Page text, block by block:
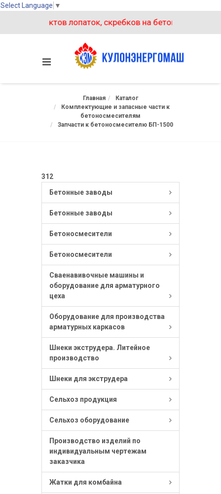
Select Language ▼
комплектов лопаток, скребков на бетоносмеситель
Главная
Каталог
Комплектующие и запасные части к
бетоносмесителям
Запчасти к бетоносмесителю БП-1500
312
Бетонные заводы
Бетонные заводы
Бетоносмесители
Бетоносмесители
Сваенавивочные машины и
оборудование для арматурного
цеха
Оборудование для производства
арматурных каркасов
Шнеки экструдера. Литейное
производство
Шнеки для экструдера
Сельхоз продукция
Сельхоз оборудование
Производство изделий по
индивидуальным чертежам
заказчика
Жатки для комбайна